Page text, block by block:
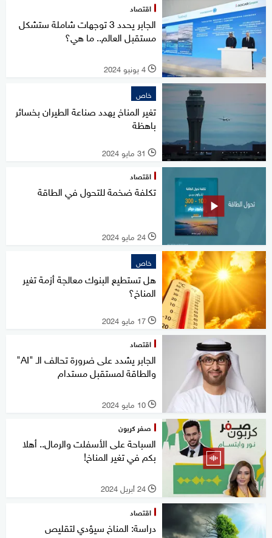
اقتصاد
الجابر يحدد 3 توجهات شاملة ستشكل
مستقبل العالم.. ما هي؟
l 4 يونيو 2024
خاص
تغير المناخ يهدد صناعة الطيران بخسائر
باهظة
l 31 مايو 2024
اقتصاد
تكلفة ضخمة للتحول في الطاقة
l 24 مايو 2024
خاص
هل تستطيع البنوك معالجة أزمة تغير
المناخ؟
l 17 مايو 2024
اقتصاد
الجابر يشدد على ضرورة تحالف الـ "AI"
والطاقة لمستقبل مستدام
l 10 مايو 2024
صفر كربون
السباحة على الأسفلت والرمال.. أهلا
بكم في تغير المناخ!
l 24 أبريل 2024
اقتصاد
دراسة: المناخ سيؤدي لتقليص